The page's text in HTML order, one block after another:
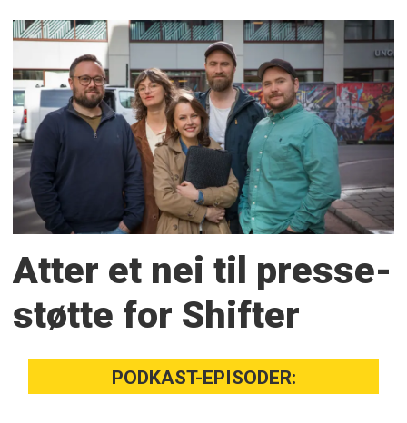
Atter et nei til presse­
støtte for Shifter
PODKAST-EPISODER: